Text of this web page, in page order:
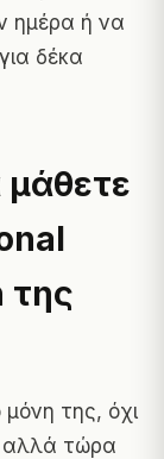
ημέρα ή να
δέκα
της
μόνη της, όχι
αλλά τώρα